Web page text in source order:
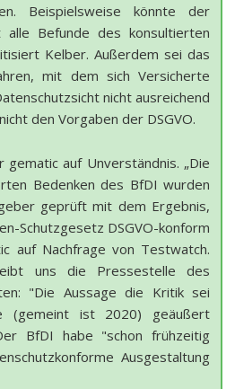
Beispielsweise könnte der
alle Befunde des konsultierten
Kelber. Außerdem sei das
mit dem sich Versicherte
nicht ausreichend
den Vorgaben der DSGVO.
auf Unverständnis. „Die
Bedenken des BfDI wurden
geprüft mit dem Ergebnis,
Schutzgesetz DSGVO-konform
auf Nachfrage von Testwatch.
uns die Pressestelle des
"Die Aussage die Kritik sei
(gemeint ist 2020) geäußert
BfDI habe "schon frühzeitig
Ausgestaltung